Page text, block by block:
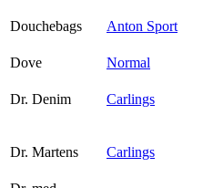
Douchebags Anton Sport
Dove
Normal
Dr. Denim Carlings
Dr. Martens Carlings